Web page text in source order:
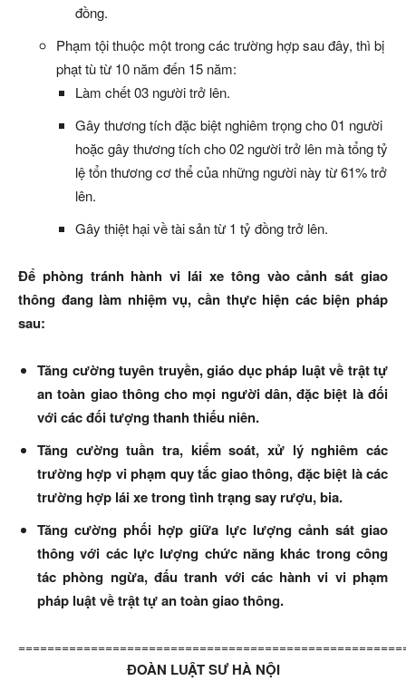
đồng.
Phạm tội thuộc một trong các trường hợp sau đây, thì bị
phạt tù từ 10 năm đến 15 năm:
Làm chết 03 người trở lên.
Gây thương tích đặc biệt nghiêm trọng cho 01 người
hoặc gây thương tích cho 02 người trở lên mà tổng tỷ
lệ tổn thương cơ thể của những người này từ 61% trở
lên.
Gây thiệt hại về tài sản từ 1 tỷ đồng trở lên.
Để phòng tránh hành vi lái xe tông vào cảnh sát giao
thông đang làm nhiệm vụ, cần thực hiện các biện pháp
sau:
Tăng cường tuyên truyền, giáo dục pháp luật về trật tự
an toàn giao thông cho mọi người dân, đặc biệt là đối
với các đối tượng thanh thiếu niên.
Tăng cường tuần tra, kiểm soát, xử lý nghiêm các
trường hợp vi phạm quy tắc giao thông, đặc biệt là các
trường hợp lái xe trong tình trạng say rượu, bia.
Tăng cường phối hợp giữa lực lượng cảnh sát giao
thông với các lực lượng chức năng khác trong công
tác phòng ngừa, đấu tranh với các hành vi vi phạm
pháp luật về trật tự an toàn giao thông.
ĐOÀN LUẬT SƯ HÀ NỘI